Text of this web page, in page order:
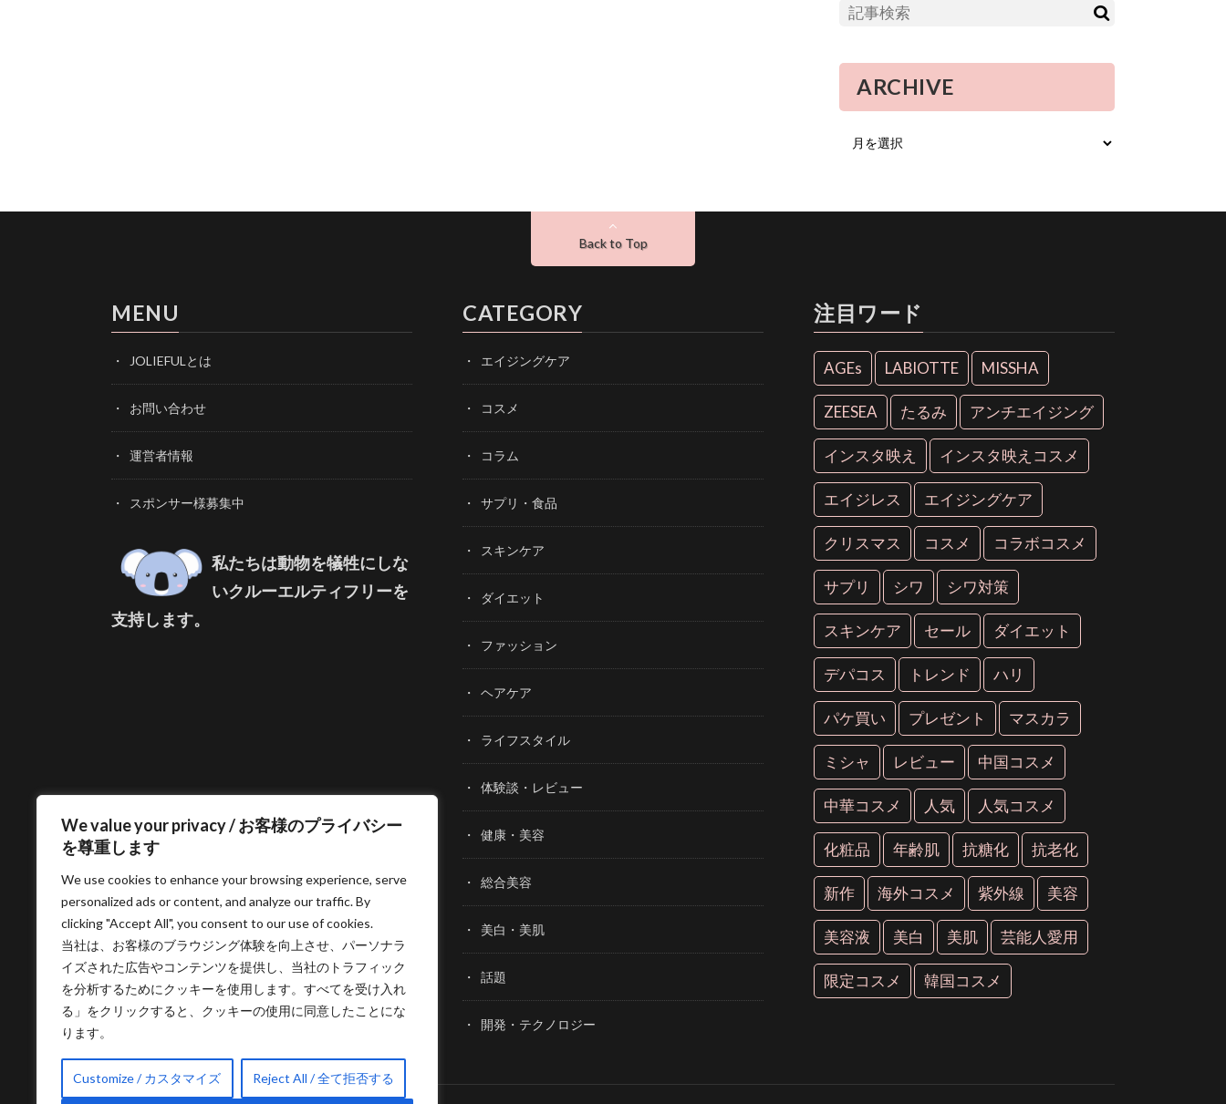
We value your privacy / お客様のプライバシー
を尊重します
We use cookies to enhance your browsing experience, serve
personalized ads or content, and analyze our traffic. By
clicking "Accept All", you consent to our use of cookies.
当社は、お客様のブラウジング体験を向上させ、パーソナラ
イズされた広告やコンテンツを提供し、当社のトラフィック
を分析するためにクッキーを使用します。すべてを受け入れ
る」をクリックすると、クッキーの使用に同意したことにな
ります。
Customize / カスタマイズ Reject All / 全て拒否する
ARCHIVE
Back to Top
MENU
JOLIEFULとは
お問い合わせ
運営者情報
スポンサー様募集中
私たちは動物を犠牲にしな
いクルーエルティフリーを
支持します。
CATEGORY
エイジングケア
コスメ
コラム
サプリ・食品
スキンケア
ダイエット
ファッション
ヘアケア
ライフスタイル
体験談・レビュー
健康・美容
総合美容
美白・美肌
話題
開発・テクノロジー
注目ワード
AGEs LABIOTTE MISSHA
ZEESEA たるみ アンチエイジング
インスタ映え インスタ映えコスメ
エイジレス エイジングケア
クリスマス コスメ コラボコスメ
サプリ シワ シワ対策
スキンケア セール ダイエット
デパコス トレンド ハリ
パケ買い プレゼント マスカラ
ミシャ レビュー 中国コスメ
中華コスメ 人気 人気コスメ
化粧品 年齢肌 抗糖化 抗老化
新作 海外コスメ 紫外線 美容
美容液 美白 美肌 芸能人愛用
限定コスメ 韓国コスメ